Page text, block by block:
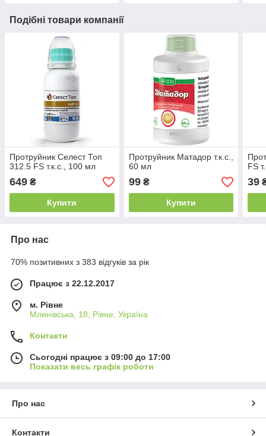
Подібні товари компанії
Протруйник Селест Топ
312.5 FS т.к.с., 100 мл
649 ₴
Купити
Протруйник Матадор т.к.с.,
60 мл
99₴
Купити
FS
39
Про нас
70% позитивних з 383 відгуків за рік
Працює з 22.12.2017
м. Рівне
Млинівська, 18, Рівне, Україна
Контакти
Сьогодні працює з 09:00 до 17:00
Показати весь графік роботи
Про нас
Контакти